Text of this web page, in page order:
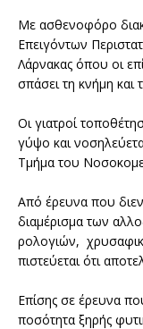
Με ασθενοφόρο
Επειγόντων
Λάρνακας όπου οι
σπάσει τη κνήμη
Οι γιατροί
γύψο και
Τμήμα του
Από έρευνα που
διαμέρισμα των
ρολογιών,
πιστεύεται ότι
Επίσης σε έρευνα
ποσότητα ξηρής